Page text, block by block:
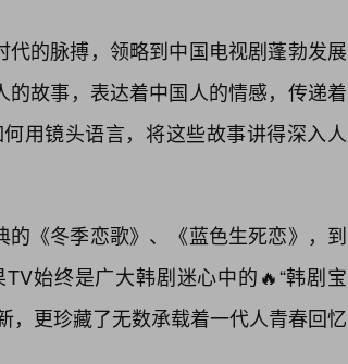
的脉搏，领略到中国电视剧蓬勃发展
故事，表达着中国人的情感，传递着
用镜头语言，将这些故事讲得深入人
《冬季恋歌》、《蓝色生死恋》，到
始终是广大韩剧迷心中的🔥“韩剧宝
，更珍藏了无数承载着一代人青春回忆